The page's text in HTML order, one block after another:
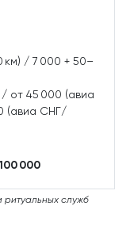
км) / 7 000 + 50–
от 45 000 (авиа
(авиа СНГ/
000
ритуальных служб